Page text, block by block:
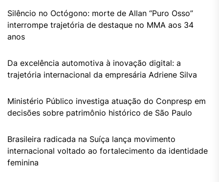
Silêncio no Octógono: morte de Allan “Puro Osso”
interrompe trajetória de destaque no MMA aos 34
anos
Da excelência automotiva à inovação digital: a
trajetória internacional da empresária Adriene Silva
Ministério Público investiga atuação do Conpresp em
decisões sobre patrimônio histórico de São Paulo
Brasileira radicada na Suíça lança movimento
internacional voltado ao fortalecimento da identidade
feminina